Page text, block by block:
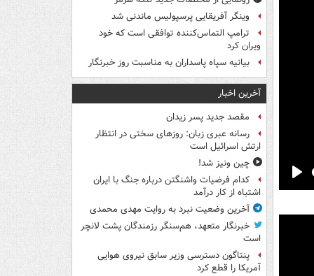
وینگر آفریقایی پرسپولیس ماندنی شد
ترامپ التماس‌کننده توافقی است که خود
ویران کرد
بیانیه سپاه پاسداران به مناسبت روز خبرنگار
آخرین اخبار
مقصد جدید پسر زیدان
رسانه عبری زبان: روزهای سختی در انتظار
ارتش اسرائیل است
چین ونیز شد!
کدام فرضیات واشنگتن درباره جنگ با ایران
اشتباه از کار درآمد
آخرین وضعیت نبرد به روایت مهدی محمدی
خبرنگار متعهد، هم‌سنگر رزمندگان پشت لانچر
است
پنتاگون دسترسی وزیر سابق نیروی هوایی
آمریکا را قطع کرد